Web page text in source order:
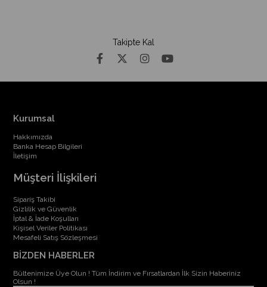
Takipte Kal
Kurumsal
Hakkımızda
Banka Hesap Bilgileri
İletişim
Müşteri İlişkileri
Sipariş Takibi
Gizlilik ve Güvenlik
İptal & İade Koşulları
Kişisel Veriler Politikası
Mesafeli Satış Sözleşmesi
BİZDEN HABERLER
Bültenimize Üye Olun ! Tüm İndirim ve Fırsatlardan İlk Sizin Haberiniz
Olsun !